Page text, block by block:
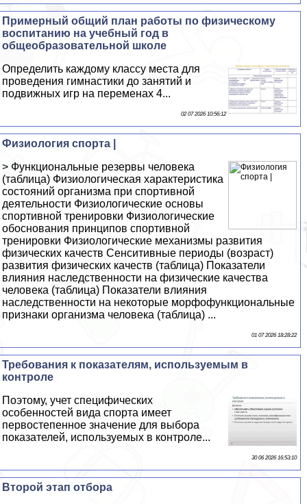
Примерный общий план работы по физическому
воспитанию на учебный год в
общеобразовательной школе
Определить каждому классу места для
проведения гимнастики до занятий и
подвижных игр на переменах 4...
02 07 2026 10:56:12
Физиология спорта |
> Функциональные резервы человека
(таблица) Физиологическая характеристика
состояний организма при спортивной
деятельности Физиологические основы
спортивной тренировки Физиологические
обоснования принципов спортивной
тренировки Физиологические механизмы развития
физических качеств Сенситивные периоды (возраст)
развития физических качеств (таблица) Показатели
влияния наследственности на физические качества
человека (таблица) Показатели влияния
наследственности на некоторые морфофункциональные
признаки организма человека (таблица) ...
01 07 2026 18:28:22
Требования к показателям, используемым в
контроле
Поэтому, учет специфических
особенностей вида спорта имеет
первостепенное значение для выбора
показателей, используемых в контроле...
30 06 2026 16:53:10
Второй этап отбора